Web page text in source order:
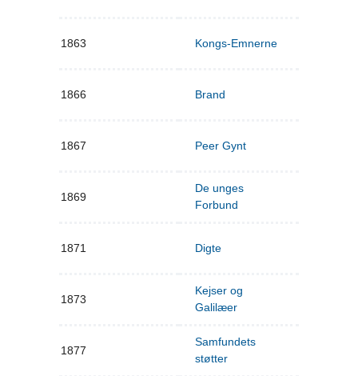
1863 Kongs-Emnerne
1866 Brand
1867 Peer Gynt
1869
De unges
Forbund
1871 Digte
1873
Kejser og
Galilæer
1877
Samfundets
støtter